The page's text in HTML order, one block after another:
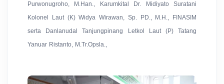
Purwonugroho, M.Han., Karumkital Dr. Midiyato Suratani
Kolonel Laut (K) Widya Wirawan, Sp. PD., M.H., FINASIM
serta Danlanudal Tanjungpinang Letkol Laut (P) Tatang
Yanuar Ristanto, M.Tr.Opsla.,